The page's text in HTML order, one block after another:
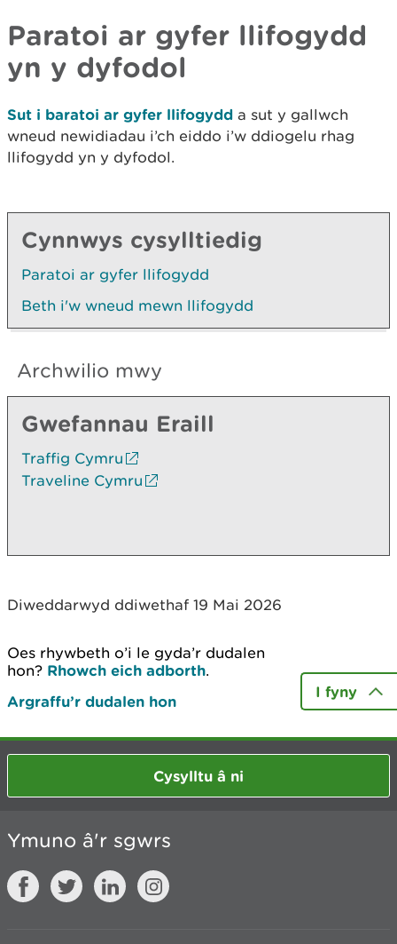
Paratoi ar gyfer llifogydd
yn y dyfodol
Sut i baratoi ar gyfer llifogydd a sut y gallwch
wneud newidiadau i’ch eiddo i’w ddiogelu rhag
llifogydd yn y dyfodol.
Cynnwys cysylltiedig
Paratoi ar gyfer llifogydd
Beth i'w wneud mewn llifogydd
Archwilio mwy
Gwefannau Eraill
Traffig Cymru
Traveline Cymru
Diweddarwyd ddiwethaf 19 Mai 2026
Oes rhywbeth o’i le gyda’r dudalen
hon? Rhowch eich adborth.
Argraffu’r dudalen hon
I fyny
Cysylltu â ni
Ymuno â'r sgwrs